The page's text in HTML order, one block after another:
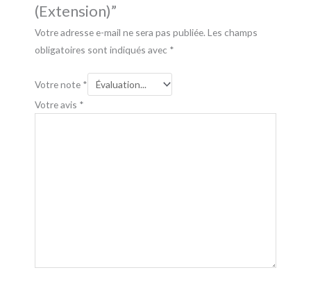
(Extension)”
Votre adresse e-mail ne sera pas publiée. Les champs
obligatoires sont indiqués avec *
Votre note *
Votre avis *